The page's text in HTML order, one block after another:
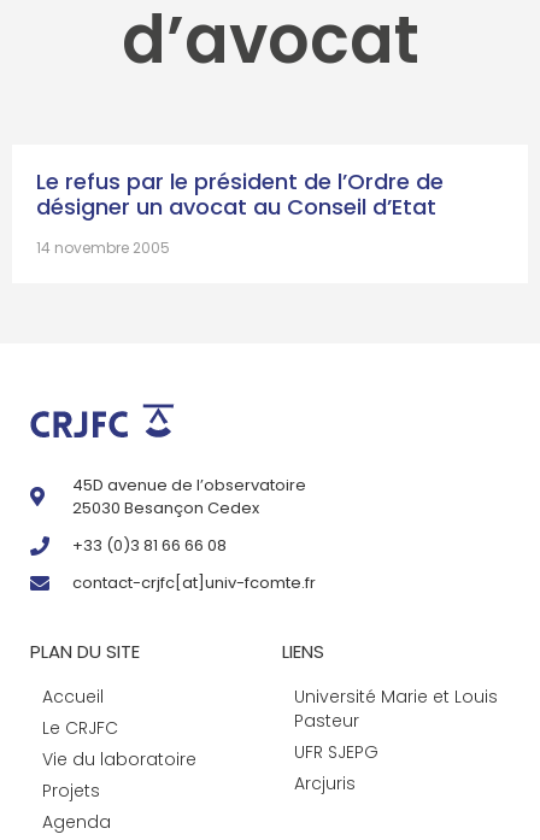
d’avocat
Le refus par le président de l’Ordre de
désigner un avocat au Conseil d’Etat
14 novembre 2005
45D avenue de l’observatoire
25030 Besançon Cedex
+33 (0)3 81 66 66 08
contact-crjfc[at]univ-fcomte.fr
PLAN DU SITE
Accueil
Le CRJFC
Vie du laboratoire
Projets
Agenda
LIENS
Université Marie et Louis
Pasteur
UFR SJEPG
Arcjuris